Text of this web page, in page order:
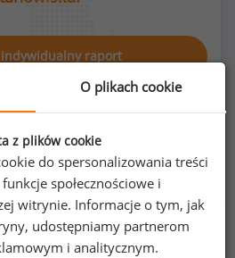
raport
na stanowisku mim
O plikach cookie
z plików cookie
do spersonalizowania treści
społecznościowe i
witrynie. Informacje o tym, jak
udostępniamy partnerom
i analitycznym.